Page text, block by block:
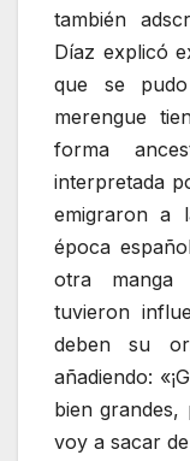
también
Díaz explicó
que se
merengue
forma
interpretada
emigraron a
época
otra manga
tuvieron
deben su
añadiendo:
bien
voy a sacar